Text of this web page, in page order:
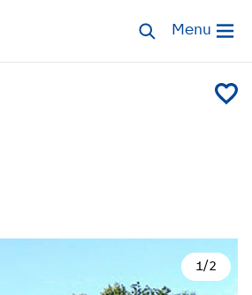
van SchoolwijzerZoek scholen
Open
Menu
Voeg
1/2